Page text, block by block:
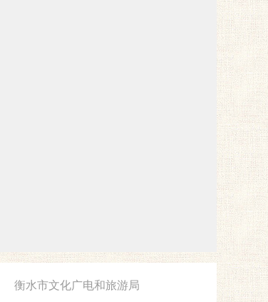
衡水市文化广电和旅游局